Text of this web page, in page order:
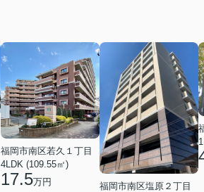
福岡市南区若久１丁目
4LDK (109.55㎡)
17.5万円
福岡市南区塩原２丁目